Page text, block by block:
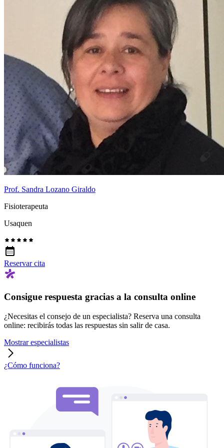
Prof. Sandra Lozano Giraldo
Fisioterapeuta
Usaquen
Reservar cita
Consigue respuesta gracias a la consulta online
¿Necesitas el consejo de un especialista? Reserva una consulta
online: recibirás todas las respuestas sin salir de casa.
Mostrar especialistas
¿Cómo funciona?